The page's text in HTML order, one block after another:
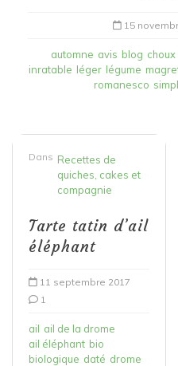
15
automne avis blog choux
inratable léger légume
romanesco
Dans Recettes de
quiches, cakes et
compagnie
Tarte tatin d’ail
éléphant
11 septembre 2017
1
ail ail de la drome
ail éléphant bio
biologique daté drome